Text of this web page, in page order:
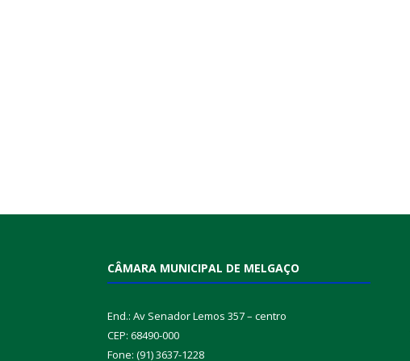
CÂMARA MUNICIPAL DE MELGAÇO
End.: Av Senador Lemos 357 – centro
CEP: 68490-000
Fone: (91) 3637-1228